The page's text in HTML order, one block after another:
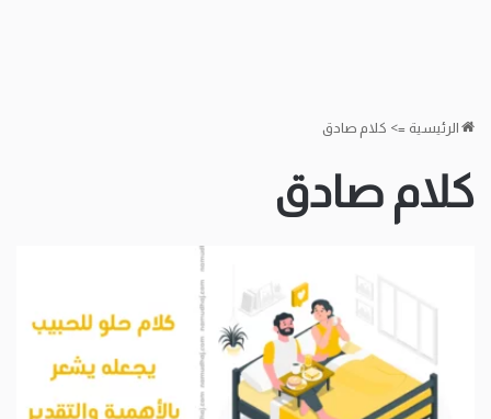
الرئيسية => كلام صادق
كلام صادق